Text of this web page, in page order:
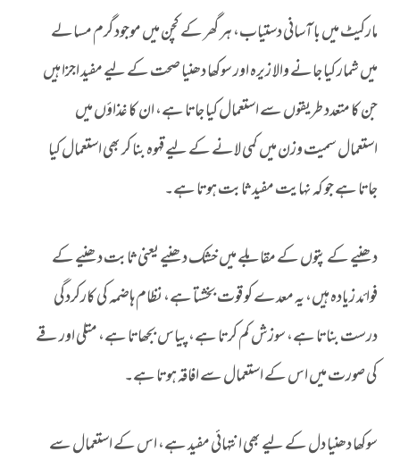
مارکیٹ میں با آسانی دستیاب، ہر گھر کے کچن میں موجود گرم مسالے
میں شمار کیا جانے والا زیرہ اور سوکھا دھنیا صحت کے لیے مفید اجزا ہیں
جن کا متعدد طریقوں سے استعمال کیا جاتا ہے، ان کا غذاؤں میں
استعمال سمیت وزن میں کمی لانے کے لیے قہوہ بنا کر بھی استعمال کیا
جاتا ہے جو کہ نہایت مفید ثابت ہوتا ہے۔
دھنیے کے پتوں کے مقابلے میں خشک دھنیے یعنی ثابت دھنیے کے
فوائد زیادہ ہیں، یہ معدے کو قوت بخشتا ہے، نظام ہاضمہ کی کارکردگی
درست بناتا ہے، سوزش کم کرتا ہے، پیاس بجھاتا ہے، متلی اور قے
کی صورت میں اس کے استعمال سے افاقہ ہوتا ہے۔
سوکھا دھنیا دل کے لیے بھی انتہائی مفید ہے، اس کے استعمال سے